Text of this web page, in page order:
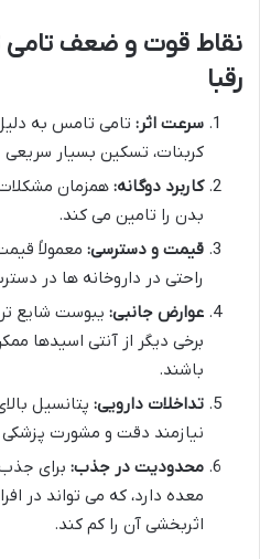
نقاط قوت و ضعف تامی
رقبا
سرعت اثر: تامی تامس به
کربنات، تسکین بسیار سریعی
کاربرد دوگانه: همزمان
بدن را تامین می کند.
قیمت و دسترسی: معمولاً
راحتی در داروخانه ها در
عوارض جانبی: یبوست شایع
برخی دیگر از آنتی اسیدها
باشند.
تداخلات دارویی: پتانسیل
نیازمند دقت و مشورت
محدودیت در جذب: برای
معده دارد، که می تواند در
اثربخشی آن را کم کند.